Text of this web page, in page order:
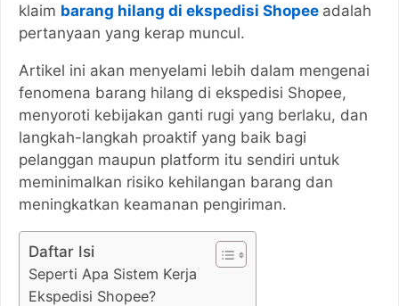
klaim barang hilang di ekspedisi Shopee adalah
pertanyaan yang kerap muncul.
Artikel ini akan menyelami lebih dalam mengenai
fenomena barang hilang di ekspedisi Shopee,
menyoroti kebijakan ganti rugi yang berlaku, dan
langkah-langkah proaktif yang baik bagi
pelanggan maupun platform itu sendiri untuk
meminimalkan risiko kehilangan barang dan
meningkatkan keamanan pengiriman.
Daftar Isi
Seperti Apa Sistem Kerja
Ekspedisi Shopee?